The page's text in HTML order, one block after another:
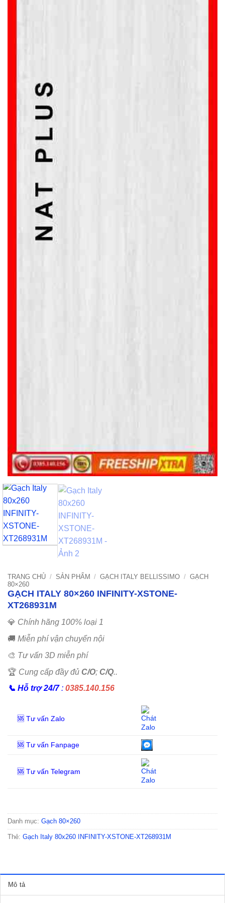
TRANG CHỦ / SẢN PHẨM / GẠCH ITALY BELLISSIMO / GẠCH
80×260
GẠCH ITALY 80×260 INFINITY-XSTONE-
XT268931M
💎 Chính hãng 100% loại 1
🚚 Miễn phí vận chuyển nội
🎨 Tư vấn 3D miễn phí
🏆 Cung cấp đầy đủ C/O; C/Q..
📞 Hỗ trợ 24/7: 0385.140.156
🆘 Tư vấn Zalo
🆘 Tư vấn Fanpage
🆘 Tư vấn Telegram
Danh mục: Gạch 80×260
Thẻ: Gạch Italy 80x260 INFINITY-XSTONE-XT268931M
Mô tả